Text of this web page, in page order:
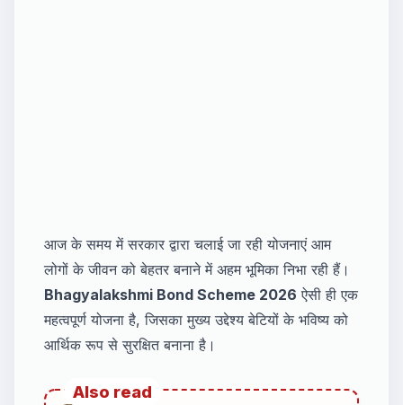
आज के समय में सरकार द्वारा चलाई जा रही योजनाएं आम
लोगों के जीवन को बेहतर बनाने में अहम भूमिका निभा रही हैं।
Bhagyalakshmi Bond Scheme 2026 ऐसी ही एक
महत्वपूर्ण योजना है, जिसका मुख्य उद्देश्य बेटियों के भविष्य को
आर्थिक रूप से सुरक्षित बनाना है।
Also read